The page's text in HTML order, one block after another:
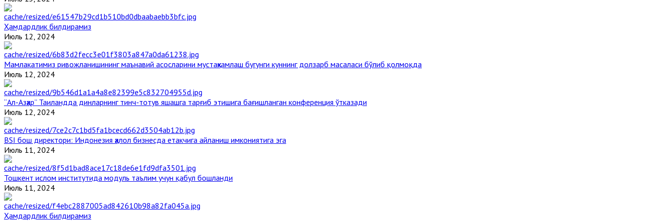
Ҳамдардлик билдирамиз
Июль 12, 2024
Мамлакатимиз ривожланишининг маънавий асосларини мустаҳкамлаш бугунги куннинг долзарб масаласи бўлиб қолмоқда
Июль 12, 2024
“Ал-Азҳар” Таиландда динларнинг тинч-тотув яшашга тарғиб этишига бағишланган конференция ўтказади
Июль 12, 2024
BSI бош директори: Индонезия ҳалол бизнесда етакчига айланиш имкониятига эга
Июль 11, 2024
Тошкент ислом институтида модуль таълим учун қабул бошланди
Июль 11, 2024
Ҳамдардлик билдирамиз